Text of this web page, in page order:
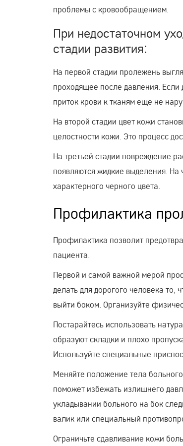
проблемы с кровообращением.
При недостаточном
стадии развития:
На первой стадии пролежень
проходящее после давления.
приток крови к тканям еще не
На второй стадии цвет кожи
целостности кожи. Это процесс
На третьей стадии повреждение
появляются жидкие выделения. На
характерного черного цвета.
Профилактика
Профилактика позволит
пациента.
Первой и самой важной мерой
делать для дорогого человека то,
выйти боком. Организуйте
Постарайтесь использовать
образуют складки и плохо
Используйте специальные
Меняйте положение тела
поможет избежать излишнего
укладывании больного на бок
валик или специальный
Ограничьте сдавливание кожи